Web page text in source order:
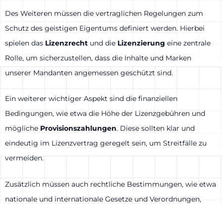
Des Weiteren müssen die vertraglichen Regelungen zum
Schutz des geistigen Eigentums definiert werden. Hierbei
spielen das Lizenzrecht und die Lizenzierung eine zentrale
Rolle, um sicherzustellen, dass die Inhalte und Marken
unserer Mandanten angemessen geschützt sind.
Ein weiterer wichtiger Aspekt sind die finanziellen
Bedingungen, wie etwa die Höhe der Lizenzgebühren und
mögliche Provisionszahlungen. Diese sollten klar und
eindeutig im Lizenzvertrag geregelt sein, um Streitfälle zu
vermeiden.
Zusätzlich müssen auch rechtliche Bestimmungen, wie etwa
nationale und internationale Gesetze und Verordnungen,